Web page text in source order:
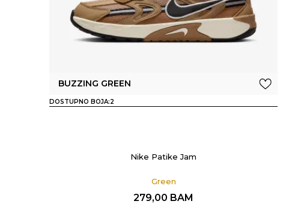
BUZZING GREEN
DOSTUPNO BOJA:2
Nike Patike Jam
Green
279,00 BAM